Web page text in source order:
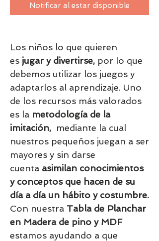
Notificar al estar disponible
Los niños lo que quieren
es jugar y divertirse, por lo que
debemos utilizar los juegos y
adaptarlos al aprendizaje. Uno
de los recursos más valorados
es la metodología de la
imitación, mediante la cual
nuestros pequeños juegan a ser
mayores y sin darse
cuenta asimilan conocimientos
y conceptos que hacen de su
día a día un hábito y costumbre.
Con nuestra Tabla de Planchar
en Madera de pino y MDF
estamos ayudando a que